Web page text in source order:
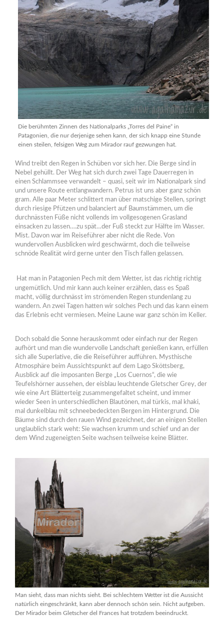
Die berühmten Zinnen des Nationalparks „Torres del Paine“ in
Patagonien, die nur derjenige sehen kann, der sich knapp eine Stunde
einen steilen, felsigen Weg zum Mirador rauf gezwungen hat.
Wind treibt den Regen in Schüben vor sich her. Die Berge sind in
Nebel gehüllt. Der Weg hat sich durch zwei Tage Dauerregen in
einen Schlammsee verwandelt – quasi, seit wir im Nationalpark sind
und unsere Route entlangwandern. Petrus ist uns aber ganz schön
gram. Alle paar Meter schlittert man über matschige Stellen, springt
durch riesige Pfützen und balanciert auf Baumstämmen, um die
durchnässten Füße nicht vollends im vollgesogenen Grasland
einsacken zu lassen….zu spät…der Fuß steckt zur Hälfte im Wasser.
Mist. Davon war im Reiseführer aber nicht die Rede. Von
wundervollen Ausblicken wird geschwärmt, doch die teilweise
schnöde Realität wird gerne unter den Tisch fallen gelassen.
Hat man in Patagonien Pech mit dem Wetter, ist das richtig richtig
ungemütlich. Und mir kann auch keiner erzählen, dass es Spaß
macht, völlig durchnässt im strömenden Regen stundenlang zu
wandern. An zwei Tagen hatten wir solches Pech und das kann einem
das Erlebnis echt vermiesen. Meine Laune war ganz schön im Keller.
Doch sobald die Sonne herauskommt oder einfach nur der Regen
aufhört und man die wundervolle Landschaft genießen kann, erfüllen
sich alle Superlative, die die Reiseführer aufführen. Mysthische
Atmosphäre beim Aussichtspunkt auf dem Lago Sköttsberg,
Ausblick auf die imposanten Berge „Los Cuernos“, die wie
Teufelshörner aussehen, der eisblau leuchtende Gletscher Grey, der
wie eine Art Blätterteig zusammengefaltet scheint, und immer
wieder Seen in unterschiedlichen Blautönen, mal türkis, mal khaki,
mal dunkelblau mit schneebedeckten Bergen im Hintergrund. Die
Bäume sind durch den rauen Wind gezeichnet, der an einigen Stellen
unglaublich stark weht: Sie wachsen krumm und schief und an der
dem Wind zugeneigten Seite wachsen teilweise keine Blätter.
Man sieht, dass man nichts sieht. Bei schlechtem Wetter ist die Aussicht
natürlich eingeschränkt, kann aber dennoch schön sein. Nicht aufgeben.
Der Mirador beim Gletscher del Frances hat trotzdem beeindruckt.